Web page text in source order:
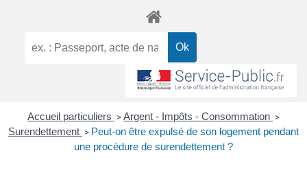
Accueil particuliers > Argent - Impôts - Consommation >
Surendettement > Peut-on être expulsé de son logement pendant
une procédure de surendettement ?